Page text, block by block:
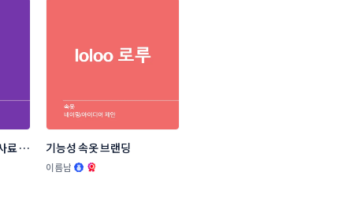
료 브
기능성 속옷 브랜딩
이름남